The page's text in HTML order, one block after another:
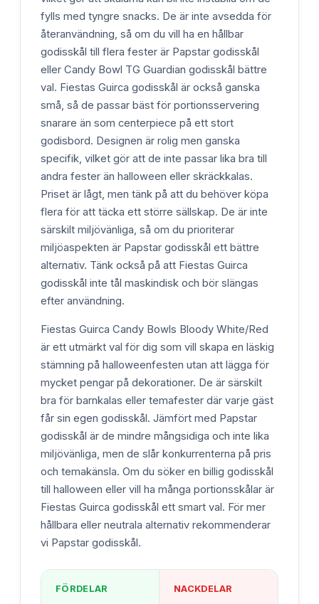
fylls med tyngre snacks. De är inte avsedda för
återanvändning, så om du vill ha en hållbar
godisskål till flera fester är Papstar godisskål
eller Candy Bowl TG Guardian godisskål bättre
val. Fiestas Guirca godisskål är också ganska
små, så de passar bäst för portionsservering
snarare än som centerpiece på ett stort
godisbord. Designen är rolig men ganska
specifik, vilket gör att de inte passar lika bra till
andra fester än halloween eller skräckkalas.
Priset är lågt, men tänk på att du behöver köpa
flera för att täcka ett större sällskap. De är inte
särskilt miljövänliga, så om du prioriterar
miljöaspekten är Papstar godisskål ett bättre
alternativ. Tänk också på att Fiestas Guirca
godisskål inte tål maskindisk och bör slängas
efter användning.
Fiestas Guirca Candy Bowls Bloody White/Red
är ett utmärkt val för dig som vill skapa en läskig
stämning på halloweenfesten utan att lägga för
mycket pengar på dekorationer. De är särskilt
bra för barnkalas eller temafester där varje gäst
får sin egen godisskål. Jämfört med Papstar
godisskål är de mindre mångsidiga och inte lika
miljövänliga, men de slår konkurrenterna på pris
och temakänsla. Om du söker en billig godisskål
till halloween eller vill ha många portionsskålar är
Fiestas Guirca godisskål ett smart val. För mer
hållbara eller neutrala alternativ rekommenderar
vi Papstar godisskål.
FÖRDELAR NACKDELAR